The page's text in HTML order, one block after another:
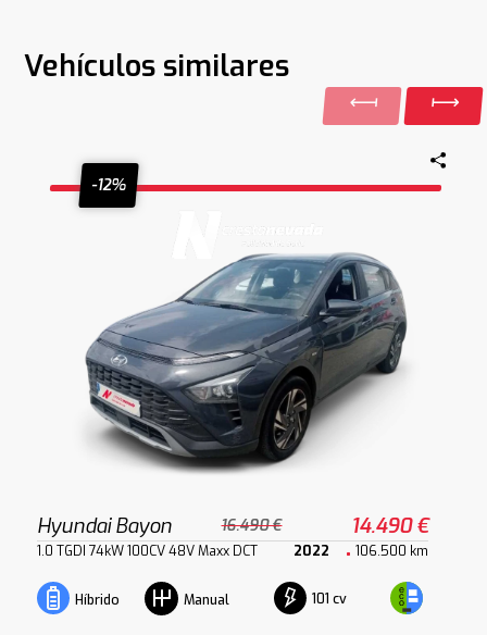
Vehículos similares
-12%
Hyundai Bayon 16.490 € 14.490 €
1.0 TGDI 74kW 100CV 48V Maxx DCT 2022 106.500 km
Híbrido Manual 101 cv